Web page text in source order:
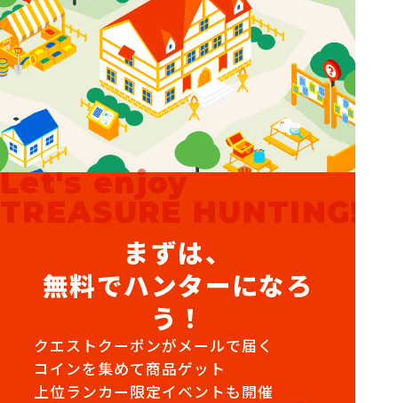
Let's enjoy
TREASURE HUNTING!
まずは、
無料でハンターになろ
う！
クエストクーポンがメールで届く
コインを集めて商品ゲット
上位ランカー限定イベントも開催